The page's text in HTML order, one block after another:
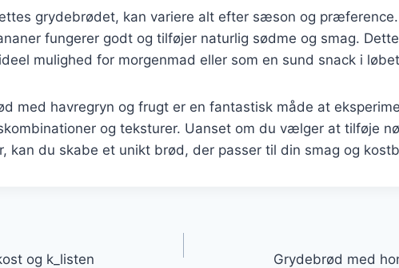
grydebrødet, kan variere alt efter sæson og
fungerer godt og tilføjer naturlig sødme og smag.
mulighed for morgenmad eller som en sund snack i
med havregryn og frugt er en fantastisk måde at
og teksturer. Uanset om du vælger at tilføje
kan du skabe et unikt brød, der passer til din smag og
og k_listen Grydebrød med